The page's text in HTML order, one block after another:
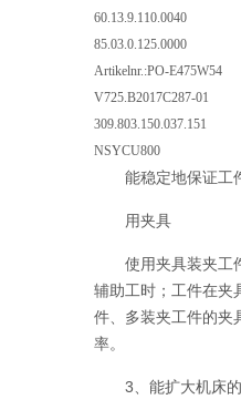
60.13.9.110.0040
85.03.0.125.0000
Artikelnr.:PO-E475W54
V725.B2017C287-01
309.803.150.037.151
NSYCU800
能稳定地保证工
用夹具
使用夹具装夹工
辅助工时；工件在夹
件、多装夹工件的夹
率。
3、能扩大机床